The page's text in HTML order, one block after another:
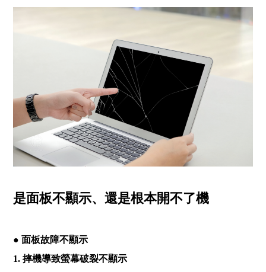
是面板不顯示、還是根本開不了機
● 面板故障不顯示
1. 摔機導致螢幕破裂不顯示